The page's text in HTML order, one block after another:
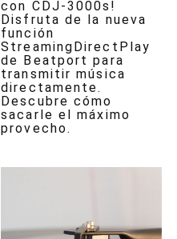
con CDJ-3000s!
Disfruta de la nueva
función
StreamingDirectPlay
de Beatport para
transmitir música
directamente.
Descubre cómo
sacarle el máximo
provecho.